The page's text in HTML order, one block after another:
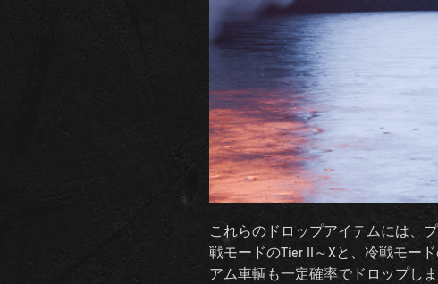
これらのドロップアイテムには、
戦モードのTier II～Xと、冷戦モー
アム車輌も一定確率でドロップしま